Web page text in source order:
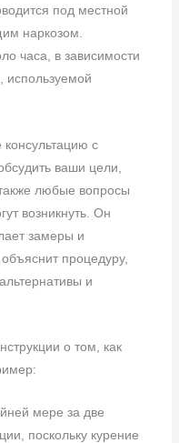
под местной
наркозом.
часа, в зависимости
используемой
с
ваши цели,
любые вопросы
возникнуть. Он
замеры и
процедуру,
и
о том, как
мере за две
поскольку курение